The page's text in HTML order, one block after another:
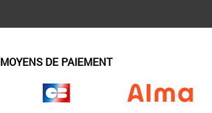
MOYENS DE PAIEMENT